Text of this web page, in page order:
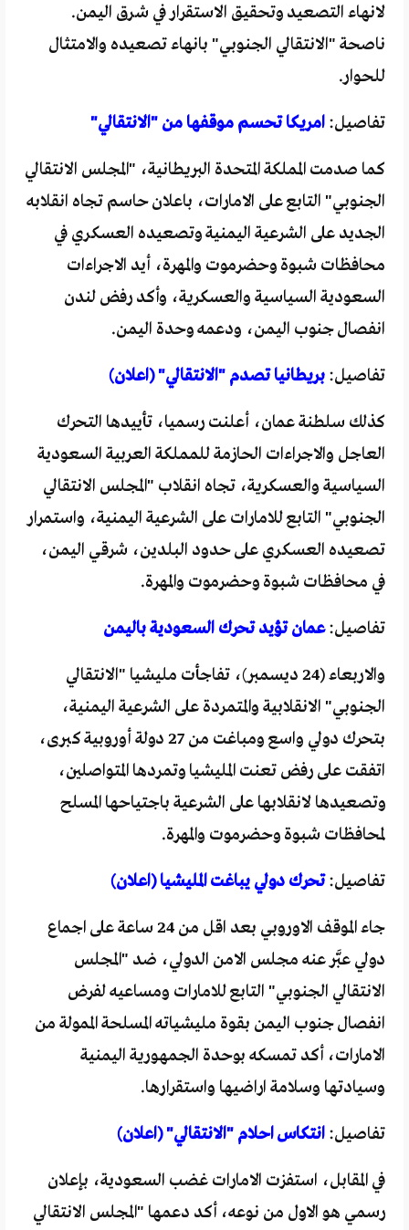
لانهاء التصعيد وتحقيق الاستقرار في شرق اليمن.
ناصحة "الانتقالي الجنوبي" بانهاء تصعيده والامتثال
للحوار.
تفاصيل: امريكا تحسم موقفها من "الانتقالي"
كما صدمت المملكة المتحدة البريطانية، "المجلس الانتقالي
الجنوبي" التابع على الامارات، باعلان حاسم تجاه انقلابه
الجديد على الشرعية اليمنية وتصعيده العسكري في
محافظات شبوة وحضرموت والمهرة، أيد الاجراءات
السعودية السياسية والعسكرية، وأكد رفض لندن
انفصال جنوب اليمن، ودعمه وحدة اليمن.
تفاصيل: بريطانيا تصدم "الانتقالي" (اعلان)
كذلك سلطنة عمان، أعلنت رسميا، تأييدها التحرك
العاجل والاجراءات الحازمة للمملكة العربية السعودية
السياسية والعسكرية، تجاه انقلاب "المجلس الانتقالي
الجنوبي" التابع للامارات على الشرعية اليمنية، واستمرار
تصعيده العسكري على حدود البلدين، شرقي اليمن،
في محافظات شبوة وحضرموت والمهرة.
تفاصيل:عمان تؤيد تحرك السعودية باليمن
والاربعاء (24 ديسمبر)، تفاجأت مليشيا "الانتقالي
الجنوبي" الانقلابية والمتمردة على الشرعية اليمنية،
بتحرك دولي واسع ومباغت من 27 دولة أوروبية كبرى،
اتفقت على رفض تعنت المليشيا وتمردها المتواصلين،
وتصعيدها لانقلابها على الشرعية باجتياحها المسلح
لمحافظات شبوة وحضرموت والمهرة.
تفاصيل:تحرك دولي يباغت المليشيا (اعلان)
جاء الموقف الاوروبي بعد اقل من 24 ساعة على اجماع
دولي عبَّر عنه مجلس الامن الدولي، ضد "المجلس
الانتقالي الجنوبي" التابع للامارات ومساعيه لفرض
انفصال جنوب اليمن بقوة مليشياته المسلحة الممولة من
الامارات، أكد تمسكه بوحدة الجمهورية اليمنية
وسيادتها وسلامة اراضيها واستقرارها.
تفاصيل: انتكاس احلام "الانتقالي" (اعلان)
في المقابل، استفزت الامارات غضب السعودية، بإعلان
رسمي هو الاول من نوعه، أكد دعمها "المجلس الانتقالي